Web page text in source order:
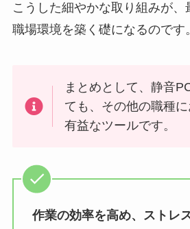
こうした細やかな取り組みが、
職場環境を築く礎になるのです。
まとめとして、静音
ても、その他の職種
有益なツールです。
作業の効率を高め、ストレ